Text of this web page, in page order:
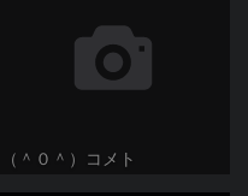
（＾０＾）コメト